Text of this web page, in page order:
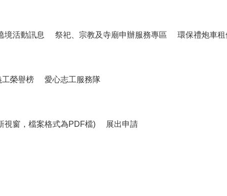
境活動訊息 祭祀、宗教及寺廟申辦服務專區 環保禮炮車
工榮譽榜 愛心志工服務隊
視窗，檔案格式為PDF檔) 展出申請